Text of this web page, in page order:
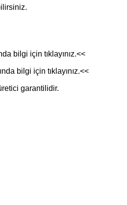
bilgi için tıklayınız.<<
bilgi için tıklayınız.<<
garantilidir.